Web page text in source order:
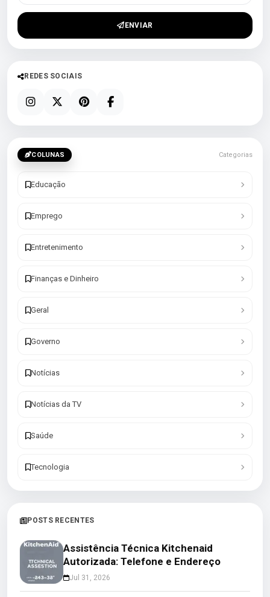
ENVIAR
REDES SOCIAIS
COLUNAS Categorias
Educação
Emprego
Entretenimento
Finanças e Dinheiro
Geral
Governo
Notícias
Notícias da TV
Saúde
Tecnologia
POSTS RECENTES
Assistência Técnica Kitchenaid
Autorizada: Telefone e Endereço
Jul 31, 2026